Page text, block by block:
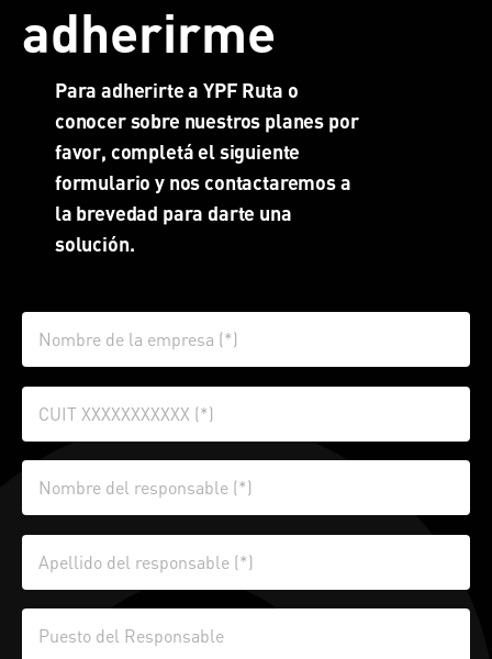
adherirme
Para adherirte a YPF Ruta o
conocer sobre nuestros planes por
favor, completá el siguiente
formulario y nos contactaremos a
la brevedad para darte una
solución.